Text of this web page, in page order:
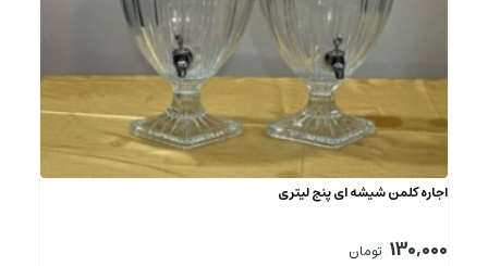
اجاره کلمن شیشه ای پنج لیتری
130,000 تومان